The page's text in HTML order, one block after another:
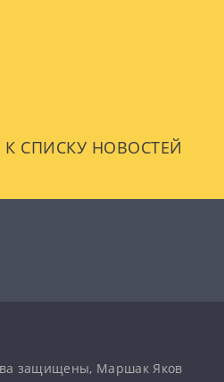
К СПИСКУ НОВОСТЕЙ
защищены, Маршак Яков